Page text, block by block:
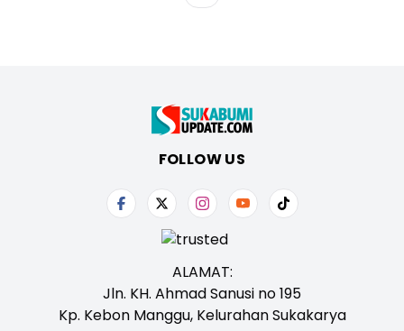
FOLLOW US
ALAMAT:
Jln. KH. Ahmad Sanusi no 195
Kp. Kebon Manggu, Kelurahan Sukakarya